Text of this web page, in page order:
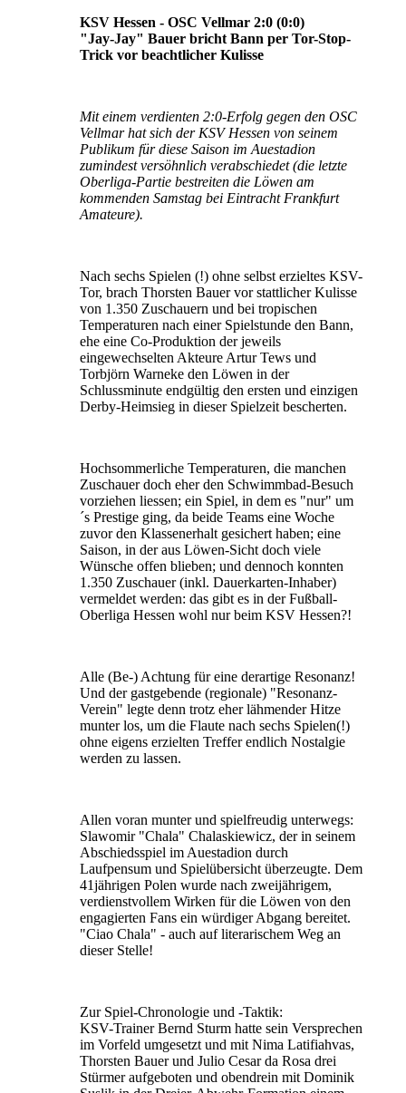
KSV Hessen - OSC Vellmar 2:0 (0:0)
"Jay-Jay" Bauer bricht Bann per Tor-Stop-
Trick vor beachtlicher Kulisse
Mit einem verdienten 2:0-Erfolg gegen den OSC
Vellmar hat sich der KSV Hessen von seinem
Publikum für diese Saison im Auestadion
zumindest versöhnlich verabschiedet (die letzte
Oberliga-Partie bestreiten die Löwen am
kommenden Samstag bei Eintracht Frankfurt
Amateure).
Nach sechs Spielen (!) ohne selbst erzieltes KSV-
Tor, brach Thorsten Bauer vor stattlicher Kulisse
von 1.350 Zuschauern und bei tropischen
Temperaturen nach einer Spielstunde den Bann,
ehe eine Co-Produktion der jeweils
eingewechselten Akteure Artur Tews und
Torbjörn Warneke den Löwen in der
Schlussminute endgültig den ersten und einzigen
Derby-Heimsieg in dieser Spielzeit bescherten.
Hochsommerliche Temperaturen, die manchen
Zuschauer doch eher den Schwimmbad-Besuch
vorziehen liessen; ein Spiel, in dem es "nur" um
´s Prestige ging, da beide Teams eine Woche
zuvor den Klassenerhalt gesichert haben; eine
Saison, in der aus Löwen-Sicht doch viele
Wünsche offen blieben; und dennoch konnten
1.350 Zuschauer (inkl. Dauerkarten-Inhaber)
vermeldet werden: das gibt es in der Fußball-
Oberliga Hessen wohl nur beim KSV Hessen?!
Alle (Be-) Achtung für eine derartige Resonanz!
Und der gastgebende (regionale) "Resonanz-
Verein" legte denn trotz eher lähmender Hitze
munter los, um die Flaute nach sechs Spielen(!)
ohne eigens erzielten Treffer endlich Nostalgie
werden zu lassen.
Allen voran munter und spielfreudig unterwegs:
Slawomir "Chala" Chalaskiewicz, der in seinem
Abschiedsspiel im Auestadion durch
Laufpensum und Spielübersicht überzeugte. Dem
41jährigen Polen wurde nach zweijährigem,
verdienstvollem Wirken für die Löwen von den
engagierten Fans ein würdiger Abgang bereitet.
"Ciao Chala" - auch auf literarischem Weg an
dieser Stelle!
Zur Spiel-Chronologie und -Taktik:
KSV-Trainer Bernd Sturm hatte sein Versprechen
im Vorfeld umgesetzt und mit Nima Latifiahvas,
Thorsten Bauer und Julio Cesar da Rosa drei
Stürmer aufgeboten und obendrein mit Dominik